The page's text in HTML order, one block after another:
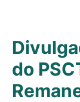
do